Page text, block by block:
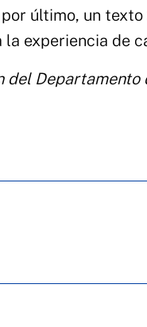
último, un
experiencia de
del